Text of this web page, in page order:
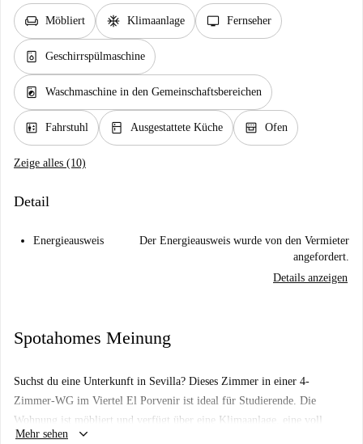
chair Möbliert ac_unit Klimaanlage tv Fernseher
dishwasher_gen Geschirrspülmaschine
local_laundry_service Waschmaschine in den Gemeinschaftsbereichen
elevator Fahrstuhl kitchen Ausgestattete Küche oven_gen Ofen
Zeige alles (10)
Detail
Energieausweis
Der Energieausweis wurde von den Vermieter
angefordert.
Details anzeigen
Spotahomes Meinung
Suchst du eine Unterkunft in Sevilla? Dieses Zimmer in einer 4-
Zimmer-WG im Viertel El Porvenir ist ideal für Studierende. Die
Wohnung ist möbliert und verfügt über eine Klimaanlage, eine voll
ausgestattete Küche mit Geschirrspüler, Backofen und Fernseher. WLAN
Mehr sehen keyboard_arrow_down